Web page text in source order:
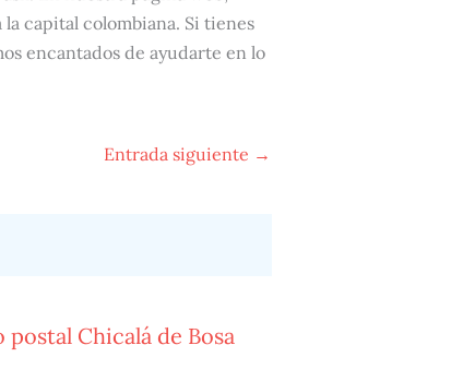
capital colombiana. Si tienes
encantados de ayudarte en lo
Entrada siguiente →
postal Chicalá de Bosa